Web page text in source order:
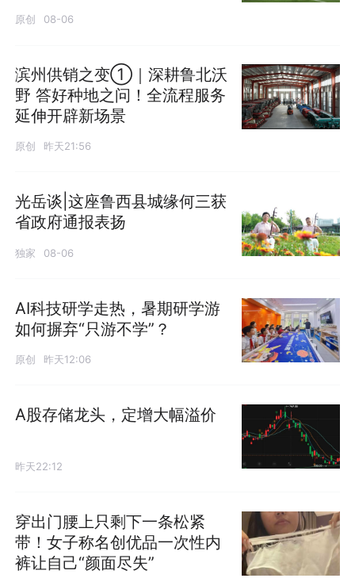
原创 08-06
滨州供销之变①｜深耕鲁北沃
野 答好种地之问！全流程服务
延伸开辟新场景
原创 昨天21:56
光岳谈|这座鲁西县城缘何三获
省政府通报表扬
独家 08-06
AI科技研学走热，暑期研学游
如何摒弃“只游不学”？
原创 昨天12:06
A股存储龙头，定增大幅溢价
昨天22:12
穿出门腰上只剩下一条松紧
带！女子称名创优品一次性内
裤让自己“颜面尽失”